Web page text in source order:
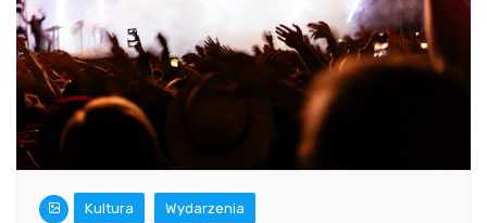
Kultura Wydarzenia